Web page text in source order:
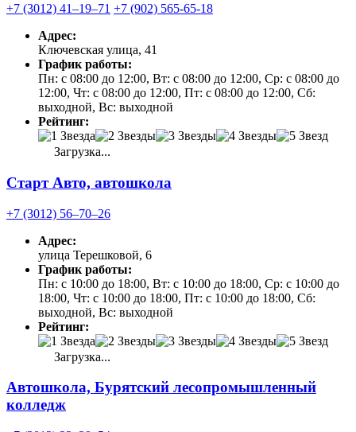
+7 (3012) 41‒19‒71 +7 (902) 565-65-18
Адрес:
Ключевская улица, 41
График работы:
Пн: с 08:00 до 12:00, Вт: с 08:00 до 12:00, Ср: с 08:00 до
12:00, Чт: с 08:00 до 12:00, Пт: с 08:00 до 12:00, Сб:
выходной, Вс: выходной
Рейтинг:
Загрузка...
Старт Авто, автошкола
+7 (3012) 56‒70‒26
Адрес:
улица Терешковой, 6
График работы:
Пн: с 10:00 до 18:00, Вт: с 10:00 до 18:00, Ср: с 10:00 до
18:00, Чт: с 10:00 до 18:00, Пт: с 10:00 до 18:00, Сб:
выходной, Вс: выходной
Рейтинг:
Загрузка...
Автошкола, Бурятский лесопромышленный
колледж